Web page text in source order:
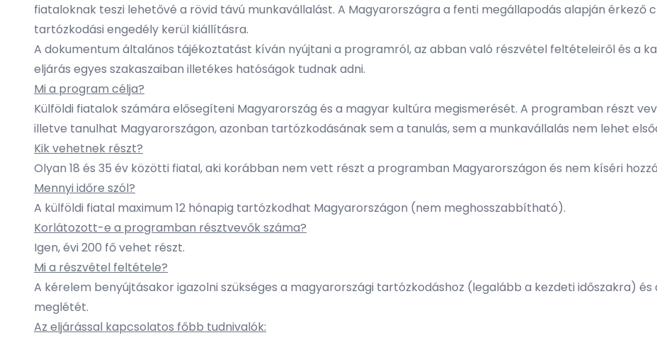
fiataloknak teszi lehetővé a rövid távú munkavállalást. A Magyarországra a fenti megállapodás alapján érkező
tartózkodási engedély kerül kiállításra.
A dokumentum általános tájékoztatást kíván nyújtani a programról, az abban való részvétel feltételeiről és a
eljárás egyes szakaszaiban illetékes hatóságok tudnak adni.
Mi a program célja?
Külföldi fiatalok számára elősegíteni Magyarország és a magyar kultúra megismerését. A programban részt
illetve tanulhat Magyarországon, azonban tartózkodásának sem a tanulás, sem a munkavállalás nem lehet
Kik vehetnek részt?
Olyan 18 és 35 év közötti fiatal, aki korábban nem vett részt a programban Magyarországon és nem kíséri
Mennyi időre szól?
A külföldi fiatal maximum 12 hónapig tartózkodhat Magyarországon (nem meghosszabbítható).
Korlátozott-e a programban résztvevők száma?
Igen, évi 200 fő vehet részt.
Mi a részvétel feltétele?
A kérelem benyújtásakor igazolni szükséges a magyarországi tartózkodáshoz (legalább a kezdeti időszakra) és
meglétét.
Az eljárással kapcsolatos főbb tudnivalók: